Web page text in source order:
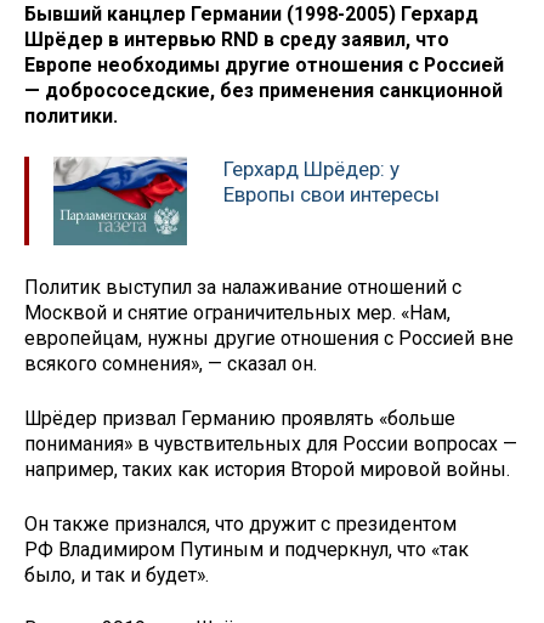
Бывший канцлер Германии (1998-2005) Герхард
Шрёдер в интервью RND в среду заявил, что
Европе необходимы другие отношения с Россией
— добрососедские, без применения санкционной
политики.
Герхард Шрёдер: у
Европы свои интересы
Политик выступил за налаживание отношений с
Москвой и снятие ограничительных мер. «Нам,
европейцам, нужны другие отношения с Россией вне
всякого сомнения», — сказал он.
Шрёдер призвал Германию проявлять «больше
понимания» в чувствительных для России вопросах —
например, таких как история Второй мировой войны.
Он также признался, что дружит с президентом
РФ Владимиром Путиным и подчеркнул, что «так
было, и так и будет».